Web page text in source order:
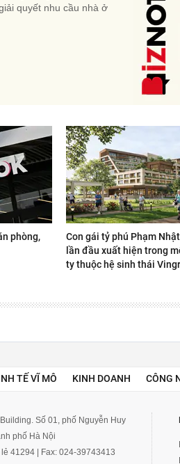
quyết nhu cầu nhà ở
phòng,
Con gái tỷ phú Phạm
lần đầu xuất hiện trong
ty thuộc hệ sinh thái
TẾ VĨ MÔ KINH DOANH CÔNG
Số 01, phố Nguyễn Huy
phố Hà Nội
41294 | Fax: 024-39743413